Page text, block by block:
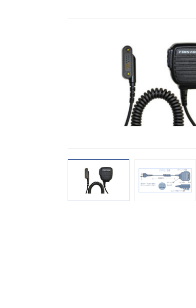
オーダーコール
オーダーコール
機能から探す